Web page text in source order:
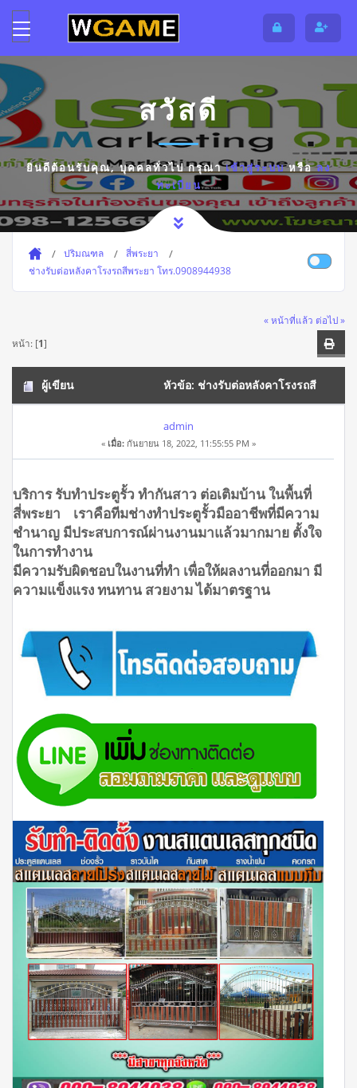
สวัสดี
ยินดีต้อนรับคุณ,บุคคลทั่วไปกรุณาเข้าสู่ระบบหรือลง
ทะเบียน
ปริมณฑล
สี่พระยา
ช่างรับต่อหลังคาโรงรถสีพระยา โทร.0908944938
« หน้าที่แล้ว ต่อไป »
หน้า: [1]
ผู้เขียน หัวข้อ: ช่างรับต่อหลังคาโรงรถสี
พระยา โทร.0908944938 (อ่าน 17808 ครั้ง)
admin
« เมื่อ: กันยายน 18, 2022, 11:55:55 PM »
บริการ รับทำประตูรั้ว ทำกันสาว ต่อเติมบ้าน ในพื้นที่
สี่พระยา เราคือทีมช่างทำประตูรั้วมืออาชีพที่มีความ
ชำนาญ มีประสบการณ์ผ่านงานมาแล้วมากมาย ตั้งใจ
ในการทำงาน
มีความรับผิดชอบในงานที่ทำ เพื่อให้ผลงานที่ออกมา มี
ความแข็งแรง ทนทาน สวยงาม ได้มาตรฐาน